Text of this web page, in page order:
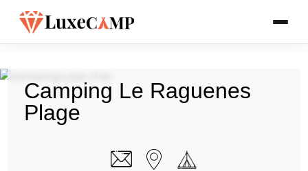
Camping Le Raguenes
Plage